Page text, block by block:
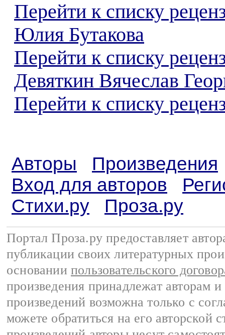
Перейти к списку
Юлия Бутакова
Перейти к списку
Девяткин Вячеслав
Перейти к списку
Авторы
Произведения
Вход для авторов
Стихи.ру
Проза.ру
Портал Проза.ру предоставляет
публикации своих литературных
основании пользовательского
произведения принадлежат авторам
произведений возможна только с
можете обратиться на его авторской